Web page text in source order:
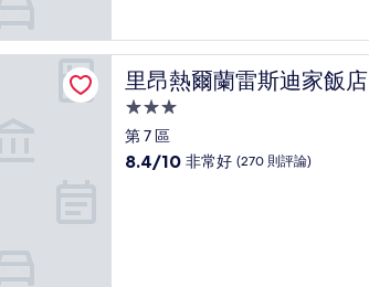
常
好，
(1,000
則
論)
里昂熱爾蘭雷斯迪家飯店
里昂熱爾蘭雷斯迪家飯店
3.0
星
級
第 7 區
8.4
8.4/10 非常好 (270 則評論)